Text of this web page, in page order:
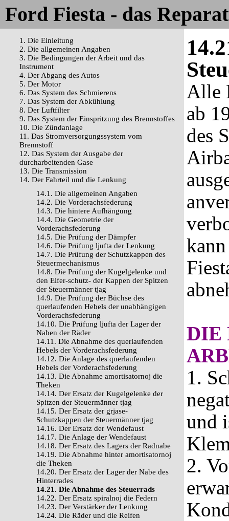
Ford Fiesta - das
1. Die Einleitung
2. Die allgemeinen Angaben
3. Die Bedingungen der Arbeit und das
Instrument
4. Der Abgang des Autos
5. Der Motor
6. Das System des Schmierens
7. Das System der Abkühlung
8. Der Luftfilter
9. Das System der Einspritzung des Brennstoffes
10. Die Zündanlage
11. Das Stromversorgungssystem vom
Brennstoff
12. Das System der Ausgabe der
durcharbeitenden Gase
13. Die Transmission
14. Der Fahrteil und die Lenkung
14.1. Die allgemeinen Angaben
14.2. Die Vorderachsfederung
14.3. Die hintere Aufhängung
14.4. Die Geometrie der
Vorderachsfederung
14.5. Die Prüfung der Dämpfer
14.6. Die Prüfung ljufta der Lenkung
14.7. Die Prüfung der Schutzkappen des
Steuermechanismus
14.8. Die Prüfung der Kugelgelenke und
den Eifer-schutz- der Kappen der Spitzen
der Steuermänner tjag
14.9. Die Prüfung der Büchse des
querlaufenden Hebels der unabhängigen
Vorderachsfederung
14.10. Die Prüfung ljufta der Lager der
Naben der Räder
14.11. Die Abnahme des querlaufenden
Hebels der Vorderachsfederung
14.12. Die Anlage des querlaufenden
Hebels der Vorderachsfederung
14.13. Die Abnahme amortisatornoj die
Theken
14.14. Der Ersatz der Kugelgelenke der
Spitzen der Steuermänner tjag
14.15. Der Ersatz der grjase-
Schutzkappen der Steuermänner tjag
14.16. Der Ersatz der Wendefaust
14.17. Die Anlage der Wendefaust
14.18. Der Ersatz des Lagers der Radnabe
14.19. Die Abnahme hinter amortisatornoj
die Theken
14.20. Der Ersatz der Lager der Nabe des
Hinterrades
14.21. Die Abnahme des Steuerrads
14.22. Der Ersatz spiralnoj die Federn
14.23. Der Verstärker der Lenkung
14.24. Die Räder und die Reifen
Alle
ab
des
DIE
1.
und
2.